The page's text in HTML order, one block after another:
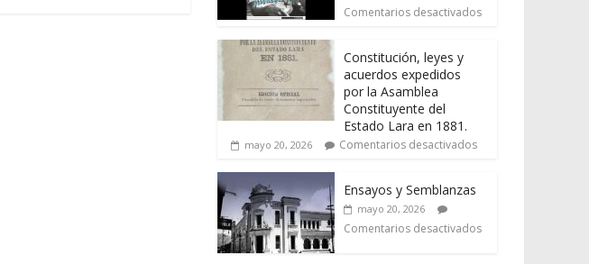
Comentarios desactivados
Constitución, leyes y
acuerdos expedidos
por la Asamblea
Constituyente del
Estado Lara en 1881.
mayo 20, 2026 Comentarios desactivados
Ensayos y Semblanzas
mayo 20, 2026
Comentarios desactivados